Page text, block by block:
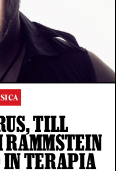
TILL
RAMMSTEIN
IN TERAPIA